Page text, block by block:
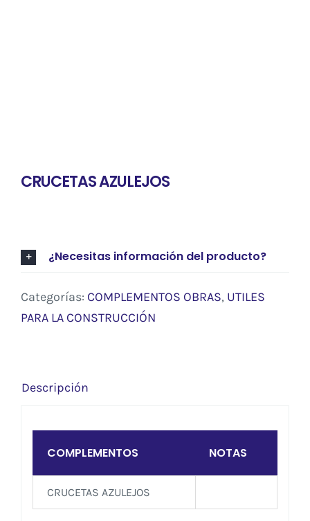
CRUCETAS AZULEJOS
¿Necesitas información del producto?
Categorías: COMPLEMENTOS OBRAS, UTILES
PARA LA CONSTRUCCIÓN
Descripción
COMPLEMENTOS NOTAS
CRUCETAS AZULEJOS